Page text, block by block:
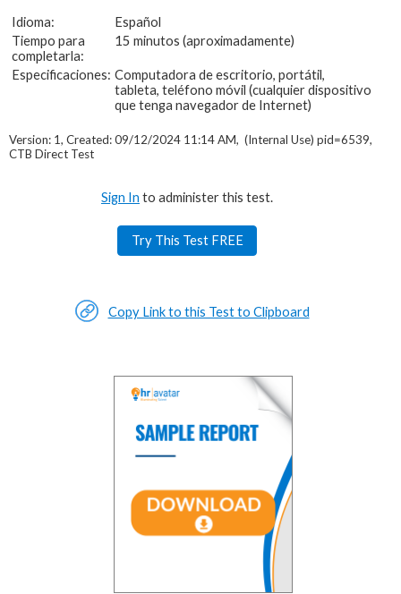
Idioma:
Español
Tiempo para
completarla:
15 minutos (aproximadamente)
Especificaciones: Computadora de escritorio, portátil,
tableta, teléfono móvil (cualquier dispositivo
que tenga navegador de Internet)
Version: 1, Created: 09/12/2024 11:14 AM, (Internal Use) pid=6539,
CTB Direct Test
Sign In to administer this test.
Try This Test FREE
Copy Link to this Test to Clipboard